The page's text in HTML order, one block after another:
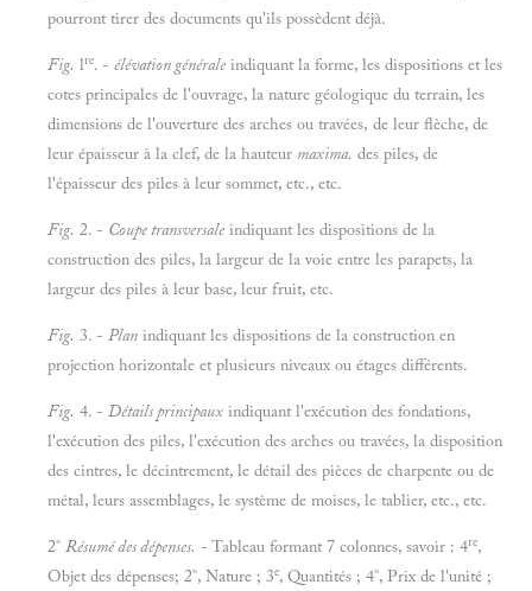
pourront tirer des documents qu'ils possèdent déjà.
Fig. lre. - élévation générale indiquant la forme, les dispositions et les
cotes principales de l'ouvrage, la nature géologique du terrain, les
dimensions de l'ouverture des arches ou travées, de leur flèche, de
leur épaisseur à la clef, de la hauteur maxima. des piles, de
l'épaisseur des piles à leur sommet, etc., etc.
Fig. 2. - Coupe transversale indiquant les dispositions de la
construction des piles, la largeur de la voie entre les parapets, la
largeur des piles à leur base, leur fruit, etc.
Fig. 3. - Plan indiquant les dispositions de la construction en
projection horizontale et plusieurs niveaux ou étages différents.
Fig. 4. - Détails principaux indiquant l'exécution des fondations,
l'exécution des piles, l'exécution des arches ou travées, la disposition
des cintres, le décintrement, le détail des pièces de charpente ou de
métal, leurs assemblages, le système de moises, le tablier, etc., etc.
2° Résumé des dépenses. - Tableau formant 7 colonnes, savoir : 4re,
Objet des dépenses; 2°, Nature ; 3e, Quantités ; 4°, Prix de l'unité ;